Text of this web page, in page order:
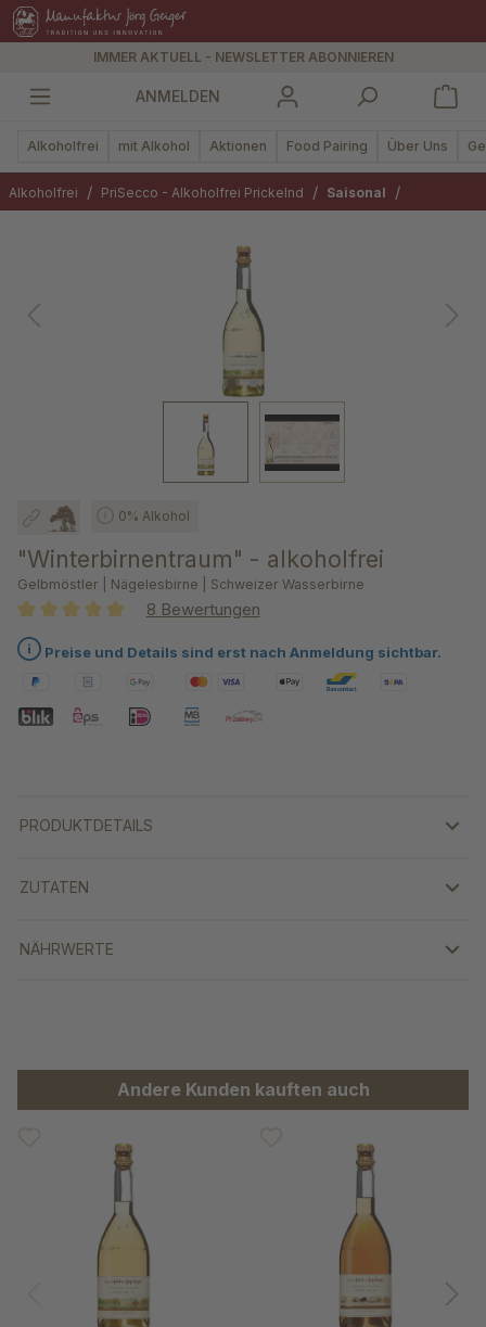
springen
IMMER AKTUELL - NEWSLETTER ABONNIEREN
ANMELDEN
Alkoholfrei mit Alkohol Aktionen Food Pairing Über Uns
Alkoholfrei / PriSecco - Alkoholfrei Prickelnd / Saisonal /
0% Alkohol
"Winterbirnentraum" - alkoholfrei
Gelbmöstler | Nägelesbirne | Schweizer Wasserbirne
Durchschnittliche Bewertung von 5 von 5 Sternen
8 Bewertungen
Preise und Details sind erst nach Anmeldung sichtbar.
PRODUKTDETAILS
ZUTATEN
NÄHRWERTE
Produktgalerie überspringen
Andere Kunden kauften auch